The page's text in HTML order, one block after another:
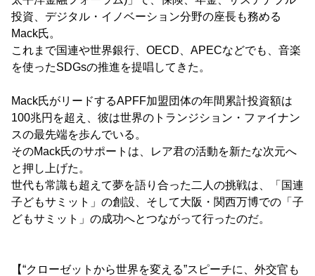
投資、デジタル・イノベーション分野の座長も務める
Mack氏。
これまで国連や世界銀行、OECD、APECなどでも、音楽
を使ったSDGsの推進を提唱してきた。
Mack氏がリードするAPFF加盟団体の年間累計投資額は
100兆円を超え、彼は世界のトランジション・ファイナン
スの最先端を歩んでいる。
そのMack氏のサポートは、レア君の活動を新たな次元へ
と押し上げた。
世代も常識も超えて夢を語り合った二人の挑戦は、「国連
子どもサミット」の創設、そして大阪・関西万博での「子
どもサミット」の成功へとつながって行ったのだ。
【“クローゼットから世界を変える”スピーチに、外交官も